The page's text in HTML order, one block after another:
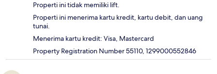
Properti ini tidak memiliki lift.
Properti ini menerima kartu kredit, kartu debit, dan uang
tunai.
Menerima kartu kredit: Visa, Mastercard
Property Registration Number 55110, 1299000552846